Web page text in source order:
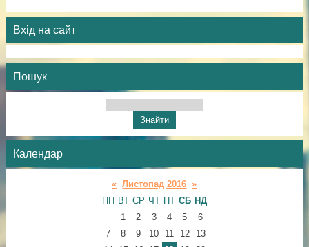
Вхід на сайт
Пошук
Календар
« Листопад 2016 »
ПН ВТ СР ЧТ ПТ СБ НД
1
2 3 4 5
6
7
8 9 10 11 12
13